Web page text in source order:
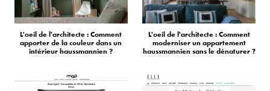
L'oeil de l'architecte : Comment
apporter de la couleur dans un
intérieur haussmannien ?
L'oeil de l'architecte : Comment
moderniser un appartement
haussmannien sans le dénaturer ?